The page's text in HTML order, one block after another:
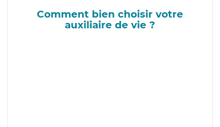
Comment bien choisir votre
auxiliaire de vie ?